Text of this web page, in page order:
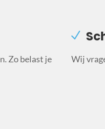
Zo belast je
Wij